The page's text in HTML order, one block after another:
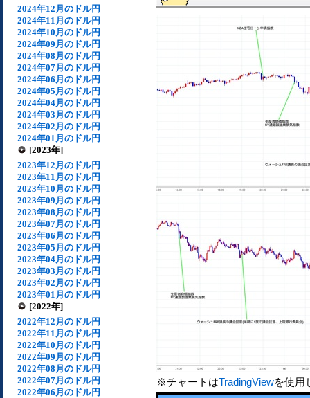
2024年12月のドル円
2024年11月のドル円
2024年10月のドル円
2024年09月のドル円
2024年08月のドル円
2024年07月のドル円
2024年06月のドル円
2024年05月のドル円
2024年04月のドル円
2024年03月のドル円
2024年02月のドル円
2024年01月のドル円
[2023年]
2023年12月のドル円
2023年11月のドル円
2023年10月のドル円
2023年09月のドル円
2023年08月のドル円
2023年07月のドル円
2023年06月のドル円
2023年05月のドル円
2023年04月のドル円
2023年03月のドル円
2023年02月のドル円
2023年01月のドル円
[2022年]
2022年12月のドル円
2022年11月のドル円
2022年10月のドル円
2022年09月のドル円
2022年08月のドル円
2022年07月のドル円
2022年06月のドル円
※チャートはTradingViewを使用